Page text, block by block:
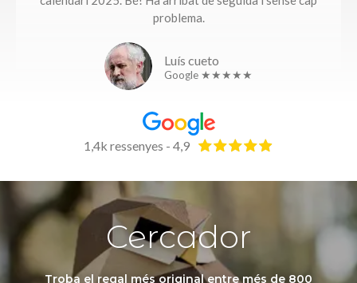
problema.​
Luís cueto
Google ★★★★★
1,4k ressenyes - 4,9
Cercador
Troba el regal més original entre més de 800